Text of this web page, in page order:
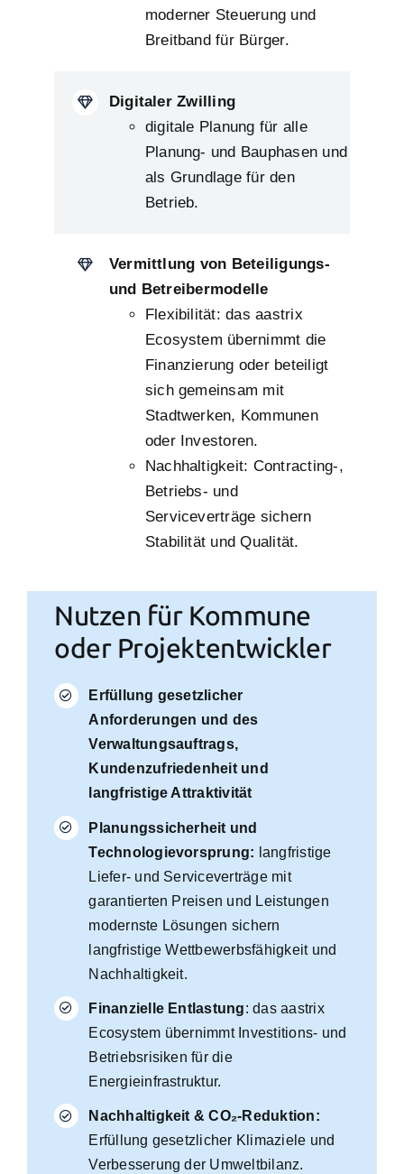
moderner Steuerung und
Breitband für Bürger.
Digitaler Zwilling
digitale Planung für alle
Planung- und Bauphasen und
als Grundlage für den
Betrieb.
Vermittlung von Beteiligungs-
und Betreibermodelle
Flexibilität: das aastrix
Ecosystem übernimmt die
Finanzierung oder beteiligt
sich gemeinsam mit
Stadtwerken, Kommunen
oder Investoren.
Nachhaltigkeit: Contracting-,
Betriebs- und
Serviceverträge sichern
Stabilität und Qualität.
Nutzen für Kommune
oder Projektentwickler
Erfüllung gesetzlicher
Anforderungen und des
Verwaltungsauftrags,
Kundenzufriedenheit und
langfristige Attraktivität
Planungssicherheit und
Technologievorsprung: langfristige
Liefer- und Serviceverträge mit
garantierten Preisen und Leistungen
modernste Lösungen sichern
langfristige Wettbewerbsfähigkeit und
Nachhaltigkeit.
Finanzielle Entlastung: das aastrix
Ecosystem übernimmt Investitions- und
Betriebsrisiken für die
Energieinfrastruktur.
Nachhaltigkeit & CO₂-Reduktion:
Erfüllung gesetzlicher Klimaziele und
Verbesserung der Umweltbilanz.